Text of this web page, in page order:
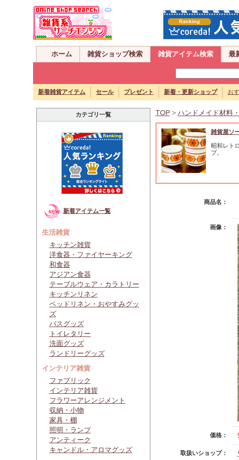
ホーム 雑貨ショップ検索 雑貨アイテム検索 最
新着雑貨アイテム セール プレゼント 新着・更新ショップ お
カテゴリ一覧
新着アイテム一覧
生活雑貨
キッチン雑貨
洋食器・ファイヤーキング
和食器
アジアン食器
テーブルウェア・カラトリー
キッチンリネン
ベッドリネン・おやすみグッ
ズ
バスグッズ
トイレタリー
洗面グッズ
ランドリーグッズ
インテリア雑貨
ファブリック
インテリア雑貨
フラワーアレンジメント
収納・小物
家具・棚
照明・ランプ
アンティーク
キャンドル・アロマグッズ
TOP> ハンドメイド材料
雑貨屋ソ
昭和レト
プ。
商品名：
画像：
価格：
取扱いショップ：